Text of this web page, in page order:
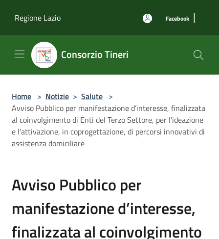
Regione Lazio
Facebook |
Consorzio Tineri
Home > Notizie > Salute >
Avviso Pubblico per manifestazione d’interesse, finalizzata
al coinvolgimento di Enti del Terzo Settore, per l’ideazione
e l’attivazione, in coprogettazione, di percorsi innovativi di
assistenza domiciliare
Avviso Pubblico per
manifestazione d’interesse,
finalizzata al coinvolgimento